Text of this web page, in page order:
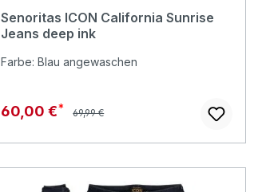
Senoritas ICON California Sunrise
Jeans deep ink
Farbe: Blau angewaschen
Verkaufspreis:
60,00 € Regulärer Preis:
69,99 €